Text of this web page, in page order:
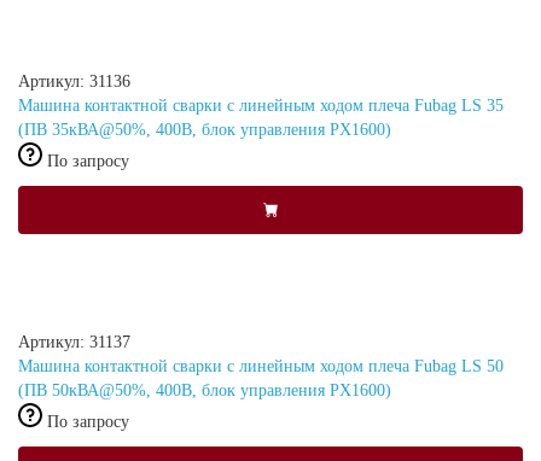
Артикул: 31136
Машина контактной сварки c линейным ходом плеча Fubag LS 35
(ПВ 35кВА@50%, 400В, блок управления PX1600)
По запросу
Артикул: 31137
Машина контактной сварки c линейным ходом плеча Fubag LS 50
(ПВ 50кВА@50%, 400В, блок управления PX1600)
По запросу